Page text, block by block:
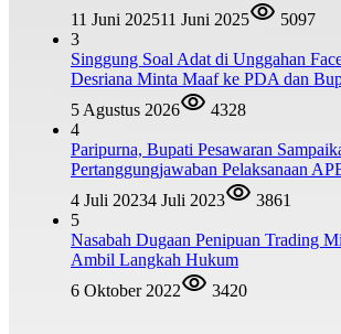
11 Juni 202511 Juni 2025
5097
3
Singgung Soal Adat di Unggahan
Desriana Minta Maaf ke PDA dan
5 Agustus 2026
4328
4
Paripurna, Bupati Pesawaran
Pertanggungjawaban Pelaksanaan
4 Juli 20234 Juli 2023
3861
5
Nasabah Dugaan Penipuan Trading
Ambil Langkah Hukum
6 Oktober 2022
3420